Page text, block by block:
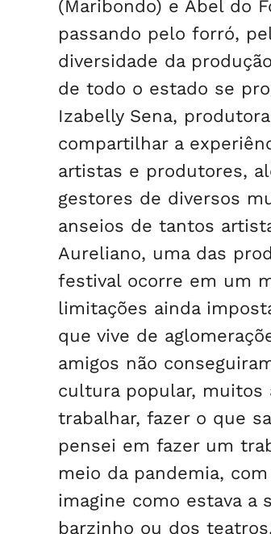
(Maribondo) e Abel do
passando pelo forró,
diversidade da
de todo o estado se
Izabelly Sena,
compartilhar a
artistas e produtores,
gestores de diversos
anseios de tantos
Aureliano, uma das
festival ocorre em um
limitações ainda
que vive de
amigos não
cultura popular, muitos
trabalhar, fazer o que
pensei em fazer um
meio da pandemia,
imagine como estava a
barzinho ou dos